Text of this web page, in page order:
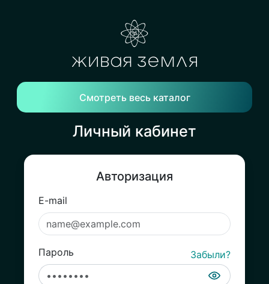
Смотреть весь каталог
Личный кабинет
Авторизация
E-mail
Пароль Забыли?